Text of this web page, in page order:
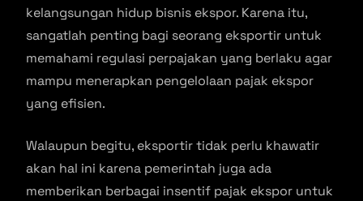
kelangsungan hidup bisnis ekspor. Karena itu,
sangatlah penting bagi seorang eksportir untuk
memahami regulasi perpajakan yang berlaku agar
mampu menerapkan pengelolaan pajak ekspor
yang efisien.
Walaupun begitu, eksportir tidak perlu khawatir
akan hal ini karena pemerintah juga ada
memberikan berbagai insentif pajak ekspor untuk